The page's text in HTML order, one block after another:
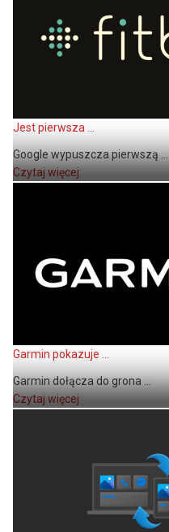
Jest pierwsza ...
Google wypuszcza pierwszą ...
Czytaj więcej
Garmin pokazuje ...
Garmin dołącza do grona ...
Czytaj więcej